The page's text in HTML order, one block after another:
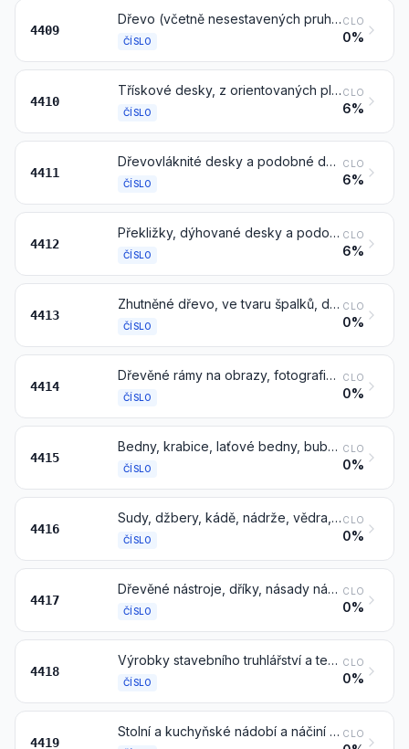
4409
Dřevo (včetně nesestavených pruhů a vlysů pro parketové podlahy) souvisle profilované (s pery, drážkované, polodrážkové, zkosené, spojované do V, vroubkované, lištované, zaoblené nebo podobně profilované) podél jakékoliv z jeho hran, konců nebo ploch, též hoblované, broušené nebo na koncích spojované
ČÍSLO
CLO
0%
4410
Třískové desky, z orientovaných plochých třísek, tzv. „oriented strand board“ (OSB) a podobné desky (například třískové desky, tzv. „waferboard“) ze dřeva nebo z jiných dřevitých materiálů, též aglomerované s pryskyřicemi nebo jinými organickými pojivy
ČÍSLO
CLO
6%
4411
Dřevovláknité desky a podobné desky z jiných dřevitých materiálů, též pojené pryskyřicemi nebo jinými organickými látkami
ČÍSLO
CLO
6%
4412
Překližky, dýhované desky a podobné vrstvené dřevo
ČÍSLO
CLO
6%
4413
Zhutněné dřevo, ve tvaru špalků, desek, pruhů nebo profilů
ČÍSLO
CLO
0%
4414
Dřevěné rámy na obrazy, fotografie, zrcadla nebo podobné předměty
ČÍSLO
CLO
0%
4415
Bedny, krabice, laťové bedny, bubny a podobné dřevěné obaly; dřevěné kabelové bubny; jednoduché palety, skříňové palety a jiné nakládací plošiny ze dřeva; nástavce palet ze dřeva
ČÍSLO
CLO
0%
4416
Sudy, džbery, kádě, nádrže, vědra, a jiné bednářské výrobky a jejich části a součásti, ze dřeva, včetně dužin (dílů pláště) sudu
ČÍSLO
CLO
0%
4417
Dřevěné nástroje, dříky, násady nástrojů, tělesa a násady pro košťata, kartáče a štětce; dřevěná kopyta a napínáky obuvi
ČÍSLO
CLO
0%
4418
Výrobky stavebního truhlářství a tesařství, včetně dřevěných voštinových desek, sestavených podlahových desek a šindelů („shingles“ a „shakes“) ze dřeva
ČÍSLO
CLO
0%
4419
Stolní a kuchyňské nádobí a náčiní ze dřeva CLO